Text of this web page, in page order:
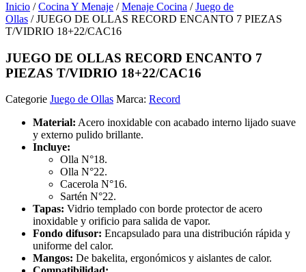
Inicio /Cocina Y Menaje /Menaje Cocina /Juego de
Ollas / JUEGO DE OLLAS RECORD ENCANTO 7 PIEZAS
T/VIDRIO 18+22/CAC16
JUEGO DE OLLAS RECORD ENCANTO 7
PIEZAS T/VIDRIO 18+22/CAC16
Categorie Juego de Ollas Marca: Record
Material: Acero inoxidable con acabado interno lijado suave
y externo pulido brillante.
Incluye:
Olla N°18.
Olla N°22.
Cacerola N°16.
Sartén N°22.
Tapas: Vidrio templado con borde protector de acero
inoxidable y orificio para salida de vapor.
Fondo difusor: Encapsulado para una distribución rápida y
uniforme del calor.
Mangos: De bakelita, ergonómicos y aislantes de calor.